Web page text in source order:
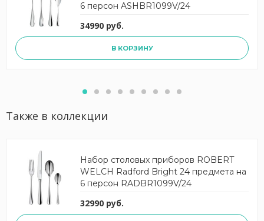
6 персон ASHBR1099V/24
34990 руб.
В КОРЗИНУ
Также в коллекции
Набор столовых приборов ROBERT
WELCH Radford Bright 24 предмета на
6 персон RADBR1099V/24
32990 руб.